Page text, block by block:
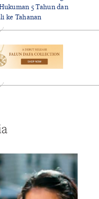
5 Tahun dan
ke Tahanan